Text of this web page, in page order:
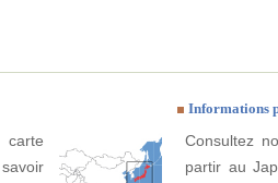
Informations
Consultez
partir au